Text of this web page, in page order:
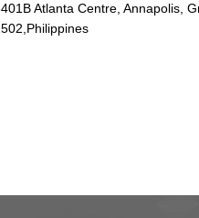
Atlanta Centre, Annapolis,